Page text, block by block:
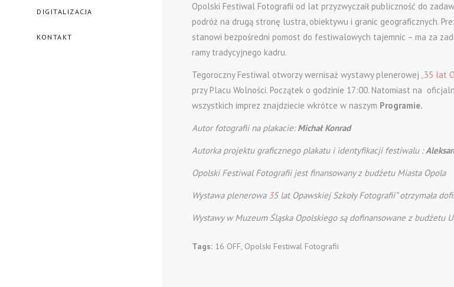
DIGITALIZACJA
KONTAKT
Opolski Festiwal Fotografii od lat przyzwyczaił publiczność do
podróż na drugą stronę lustra, obiektywu i granic geograficznych.
stanowi bezpośredni pomost do festiwalowych tajemnic – ma za
ramy tradycyjnego kadru.
Tegoroczny Festiwal otworzy wernisaż wystawy plenerowej „35 lat
przy Placu Wolności. Początek o godzinie 17:00. Natomiast na
wszystkich imprez znajdziecie wkrótce w naszym Programie.
Autor fotografii na plakacie:Michał Konrad
Autorka projektu graficznego plakatu i identyfikacji festiwalu :
Opolski Festiwal Fotografii jest finansowany z budżetu Miasta Opola
Wystawa plenerowa 35 lat Opawskiej Szkoły Fotografii” otrzymała
Wystawy w Muzeum Śląska Opolskiego są dofinansowane z budżetu
Tags: 16 OFF, Opolski Festiwal Fotografii